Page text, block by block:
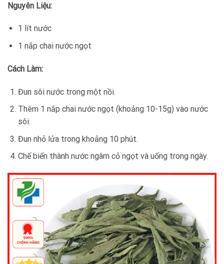
Nguyên Liệu:
1 lít nước
1 nắp chai nước ngọt
Cách Làm:
Đun sôi nước trong một nồi.
Thêm 1 nắp chai nước ngọt (khoảng 10-15g) vào nước
sôi.
Đun nhỏ lửa trong khoảng 10 phút.
Chế biến thành nước ngâm cỏ ngọt và uống trong ngày.